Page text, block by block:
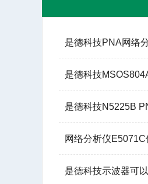
网络分析仪E5071C